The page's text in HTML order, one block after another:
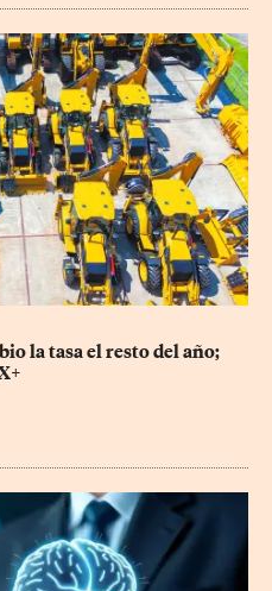
la tasa el resto del año;